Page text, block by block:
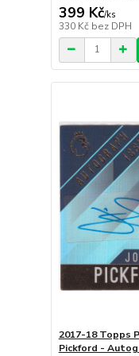
399 Kč/ks
330 Kč bez DPH
2017-18 Topps
Pickford -